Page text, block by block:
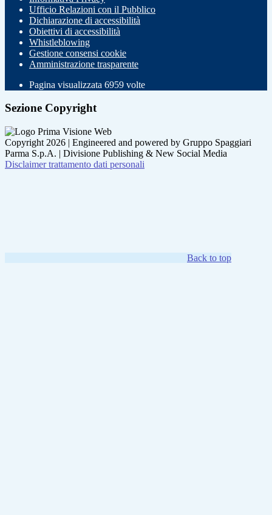
Ufficio Relazioni con il Pubblico
Dichiarazione di accessibilità
Obiettivi di accessibilità
Whistleblowing
Gestione consensi cookie
Amministrazione trasparente
Pagina visualizzata 6959 volte
Sezione Copyright
Copyright 2026 | Engineered and powered by Gruppo Spaggiari
Parma S.p.A. | Divisione Publishing & New Social Media
Disclaimer trattamento dati personali
Back to top